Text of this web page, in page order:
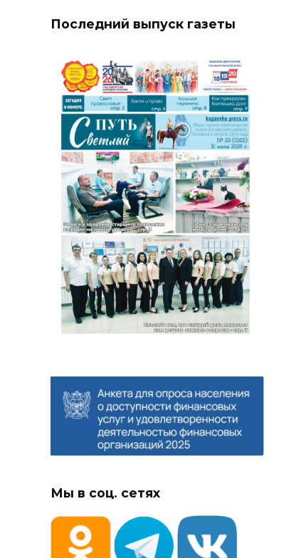
Последний выпуск газеты
Мы в соц. сетях